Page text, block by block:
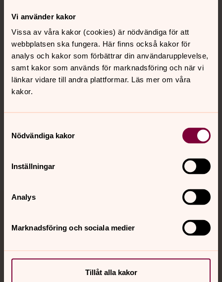
Vi använder kakor
Vissa av våra kakor (cookies) är nödvändiga för att
webbplatsen ska fungera. Här finns också kakor för
analys och kakor som förbättrar din användarupplevelse,
samt kakor som används för marknadsföring och när vi
länkar vidare till andra plattformar. Läs mer om våra
kakor.
Nödvändiga kakor
Inställningar
Analys
Marknadsföring och sociala medier
Tillåt alla kakor
Kalender
Hitta snabbt
Sociala kanaler
Akut samtals- och krisstöd. Prata eller chatta anonymt